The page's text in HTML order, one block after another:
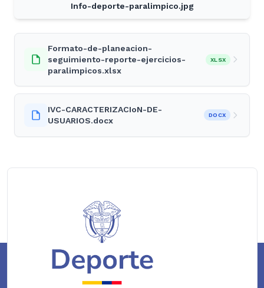
Info-deporte-paralimpico.jpg
Formato-de-planeacion-
seguimiento-reporte-ejercicios-
paralimpicos.xlsx
XLSX
IVC-CARACTERIZACIoN-DE-
USUARIOS.docx
DOCX